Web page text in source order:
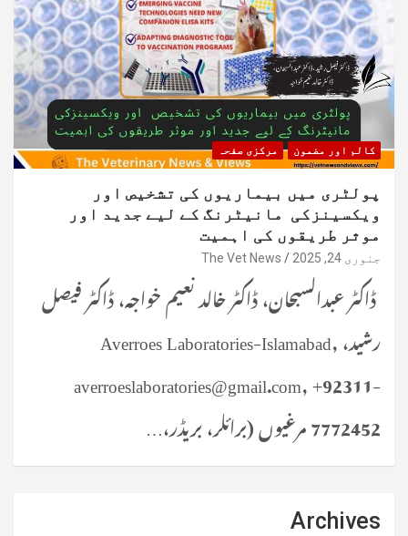
کالم اور مضمون مرکزی صفحہ
پولٹری میں بیماریوں کی تشخیص اور
ویکسینزکی مانیٹرنگ کے لیے جدید اور
موثر طریقوں کی اہمیت
جنوری 24, 2025 The Vet News
ڈاکٹر عبدالسبحان، ڈاکٹر خالد نعیم خواجہ، ڈاکٹر فیصل
رشید، Averroes Laboratories-Islamabad,
averroeslaboratories@gmail.com, +92311-
7772452 مرغیوں (برائلر، بریڈر،…
Archives